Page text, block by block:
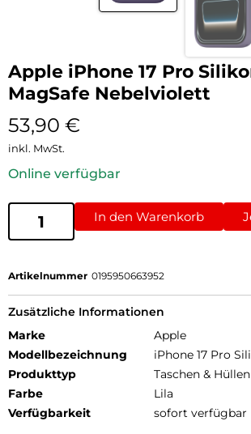
Apple iPhone 17 Pro
MagSafe Nebelviolett
53,90 €
inkl. MwSt.
Online verfügbar
In den Warenkorb
Artikelnummer 0195950663952
Zusätzliche Informationen
Marke
Apple
Modellbezeichnung
iPhone 17 Pro
Produkttyp
Taschen & Hüllen
Farbe
Lila
Verfügbarkeit
sofort verfügbar